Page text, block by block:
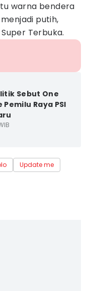
warna bendera
putih,
Terbuka.
Sebut One
Raya PSI
Update me